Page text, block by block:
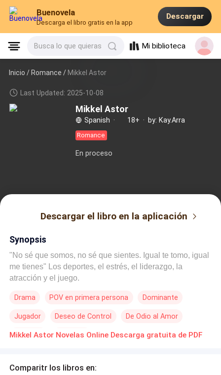
Buenovela
Descarga el libro gratis en la app
Descargar
Busca lo que quieras Mi biblioteca
Inicio /Romance / Mikkel Astor
Last Updated: 2025-10-08
Mikkel Astor
Spanish · 18+ · by: Kay.Arra
Romance
En proceso
Descargar el libro en la aplicación
Synopsis
"No sé que somos, no sé que sientes. Igual te tomo, igual
me tienes" Los deportes, el estrés, el liderazgo, la
atracción y el juego.
Drama POV en primera persona Dominante
Jugador Deseo de Control De Odio al Amor
Rechazo Deportes
Mikkel Astor Novelas Online Descarga gratuita de PDF
Comparitr los libros en: